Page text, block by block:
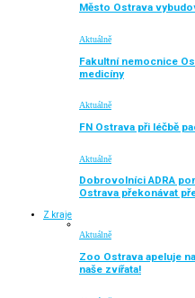
Město Ostrava
Aktuálně
Fakultní nemocnice
medicíny
Aktuálně
FN Ostrava při léčbě
Aktuálně
Dobrovolníci ADRA
Ostrava překonávat
Z kraje
Aktuálně
Zoo Ostrava apeluje
naše zvířata!